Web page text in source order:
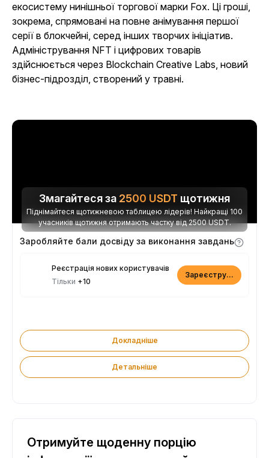
екосистему нинішньої торгової марки Fox. Ці гроші,
зокрема, спрямовані на повне анімування першої
серії в блокчейні, серед інших творчих ініціатив.
Адміністрування NFT і цифрових товарів
здійснюється через Blockchain Creative Labs, новий
бізнес-підрозділ, створений у травні.
Змагайтеся за 2500 USDT щотижня
Піднімайтеся щотижневою таблицею лідерів! Найкращі 100
учасників щотижня отримають частку від 2500 USDT.
Заробляйте бали досвіду за виконання завдань
Реєстрація нових користувачів
Тільки +10
Зареєструватися
Докладніше
Детальніше
Отримуйте щоденну порцію